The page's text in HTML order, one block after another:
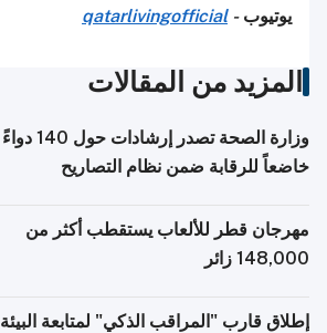
يوتيوب-
qatarlivingofficial
المزيد من المقالات
وزارة الصحة تصدر إرشادات حول 140 دواءً
خاضعاً للرقابة ضمن نظام التصاريح
مهرجان قطر للألعاب يستقطب أكثر من
148,000 زائر
إطلاق قارب "المراقب الذكي" لمتابعة البيئة